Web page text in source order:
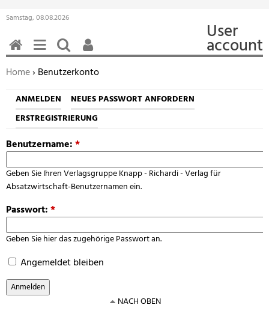
Samstag, 08.08.2026
User
account
Sie befinden sich hier:
Home› Benutzerkonto
ANMELDEN
NEUES PASSWORT ANFORDERN
ERSTREGISTRIERUNG
Benutzername:*
Geben Sie Ihren Verlagsgruppe Knapp - Richardi - Verlag für
Absatzwirtschaft-Benutzernamen ein.
Passwort:*
Geben Sie hier das zugehörige Passwort an.
Angemeldet bleiben
HOMEMENÜSUCHEN
BENUTZERFUNKTIONEN
NACH OBEN